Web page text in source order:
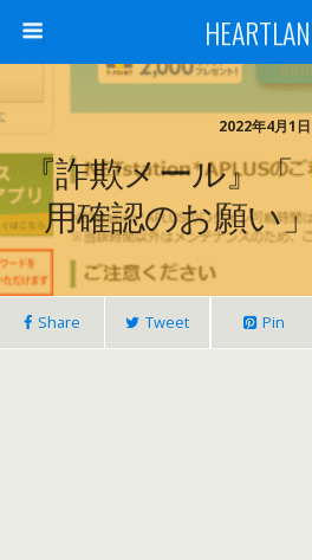
2022年4月1日
『詐欺メール』「
用確認のお願い
Share Tweet Pin